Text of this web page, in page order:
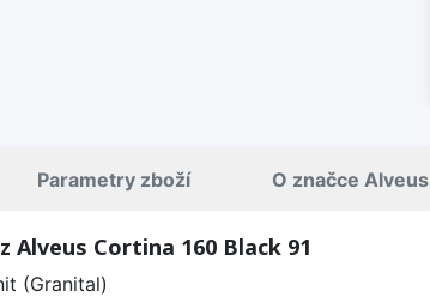
Parametry zboží O značce Alveus
Alveus Cortina 160 Black 91
(Granital)